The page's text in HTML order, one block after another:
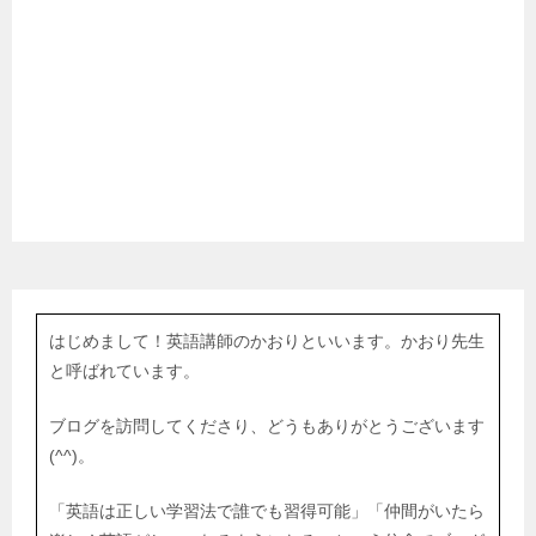
はじめまして！英語講師のかおりといいます。かおり先生
と呼ばれています。
ブログを訪問してくださり、どうもありがとうございます
(^^)。
「英語は正しい学習法で誰でも習得可能」「仲間がいたら